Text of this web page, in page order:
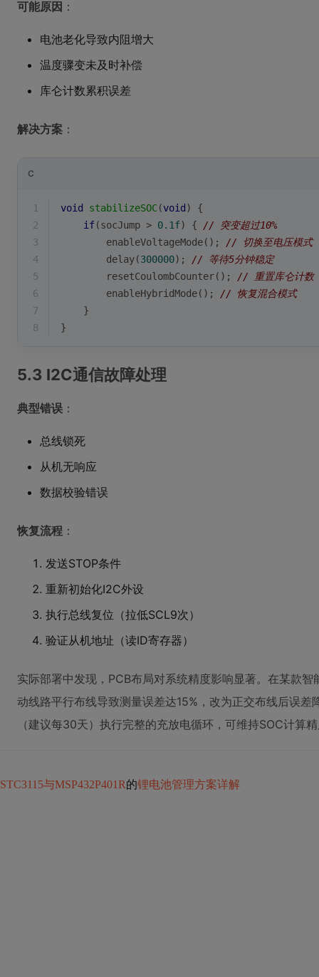
可能原因 ：
电池老化导致内阻增大
温度骤变未及时补偿
库仑计数累积误差
解决方案 ：
C
1 void stabilizeSOC(void )
{
2
if(socJump > 0.1f) { // 突变超过10%
3
        enableVoltageMode();
// 切换至电压模式
4
        delay(
300000); // 等待5分钟稳定
5
        resetCoulombCounter();
// 重置库仑计数
6
        enableHybridMode();
// 恢复混合模式
7
    }
8
}
5.3 I2C通信故障处理
典型错误 ：
总线锁死
从机无响应
数据校验错误
恢复流程 ：
发送STOP条件
重新初始化I2C外设
执行总线复位（拉低SCL9次）
验证从机地址（读ID寄存器）
实际部署中发现，PCB布局对系统精度影响显著。在某款
动线路平行布线导致测量误差达15%，改为正交布线后误
（建议每30天）执行完整的充放电循环，可维持SOC计算
STC3115与MSP432P401R的锂电池管理方案详解